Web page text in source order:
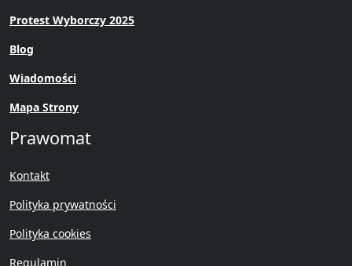
Protest Wyborczy 2025
Blog
Wiadomości
Mapa Strony
Prawomat
Kontakt
Polityka prywatności
Polityka cookies
Regulamin